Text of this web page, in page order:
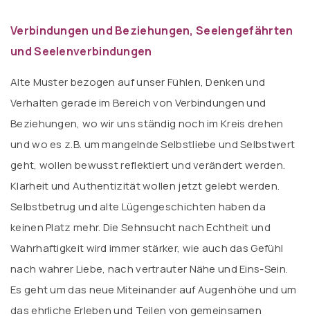
Verbindungen und Beziehungen, Seelengefährten
und Seelenverbindungen
Alte Muster bezogen auf unser Fühlen, Denken und
Verhalten gerade im Bereich von Verbindungen und
Beziehungen, wo wir uns ständig noch im Kreis drehen
und wo es z.B. um mangelnde Selbstliebe und Selbstwert
geht, wollen bewusst reflektiert und verändert werden.
Klarheit und Authentizität wollen jetzt gelebt werden.
Selbstbetrug und alte Lügengeschichten haben da
keinen Platz mehr. Die Sehnsucht nach Echtheit und
Wahrhaftigkeit wird immer stärker, wie auch das Gefühl
nach wahrer Liebe, nach vertrauter Nähe und Eins-Sein.
Es geht um das neue Miteinander auf Augenhöhe und um
das ehrliche Erleben und Teilen von gemeinsamen